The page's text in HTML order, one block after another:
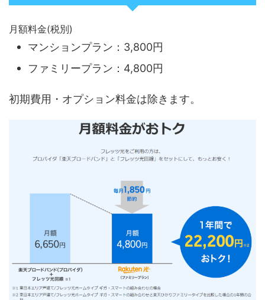
月額料金(税別)
マンションプラン：3,800円
ファミリープラン：4,800円
初期費用・オプション料金は除きます。